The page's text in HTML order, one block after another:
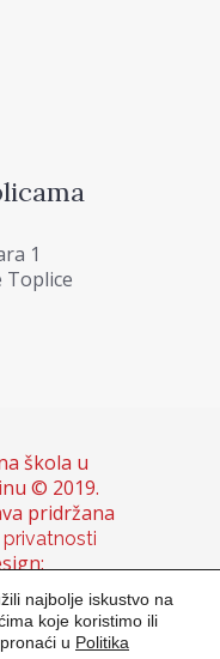
1
Toplice
škola u
© 2019.
pridržana
privatnosti
Sigur &
najbolje iskustvo na
koje koristimo ili
u Politika